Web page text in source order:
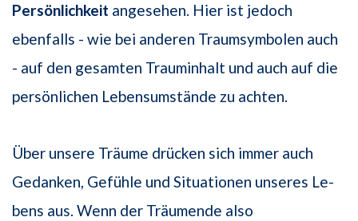
Persönlichkeit angesehen. Hier ist jedoch
ebenfalls - wie bei anderen Traumsymbolen auch
- auf den gesamten Trauminhalt und auch auf die
persönlichen Lebensumstände zu achten.
Über unsere Träume drücken sich immer auch
Gedanken, Gefühle und Situationen unseres Le­
bens aus. Wenn der Träumende also